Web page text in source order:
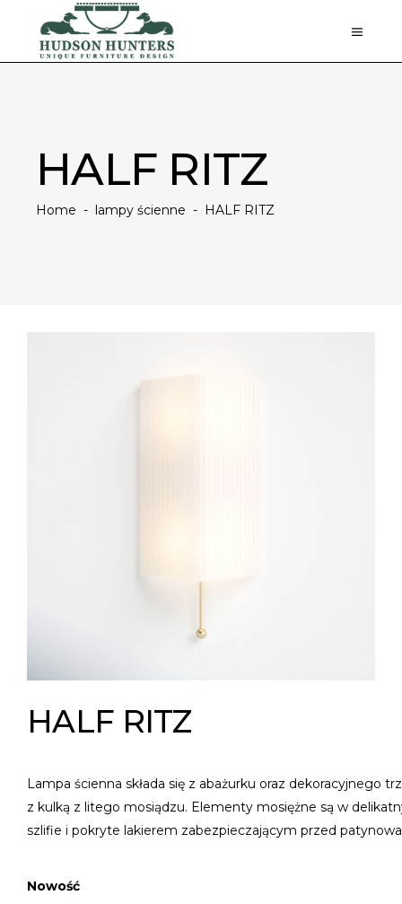
HALF RITZ
Home - lampy ścienne - HALF RITZ
HALF RITZ
Lampa ścienna składa się z abażurku oraz dekoracyjnego
z kulką z litego mosiądzu. Elementy mosiężne są w
szlifie i pokryte lakierem zabezpieczającym przed
Nowość